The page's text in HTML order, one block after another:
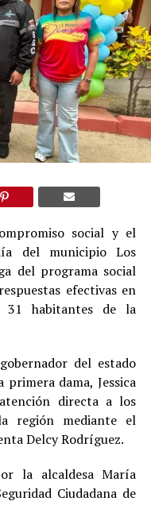
social y el
del municipio Los
del programa social
efectivas en
31 habitantes de la
del estado
dama, Jessica
directa a los
región mediante el
Delcy Rodríguez.
la alcaldesa María
Ciudadana de